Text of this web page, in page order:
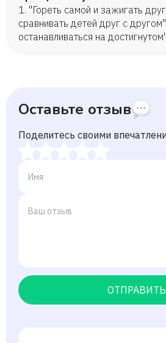
1. "Гореть самой и зажигать
сравнивать детей друг с
останавливаться на достигнутом"
Оставьте отзыв
Поделитесь своими
ОТПРАВИТЬ